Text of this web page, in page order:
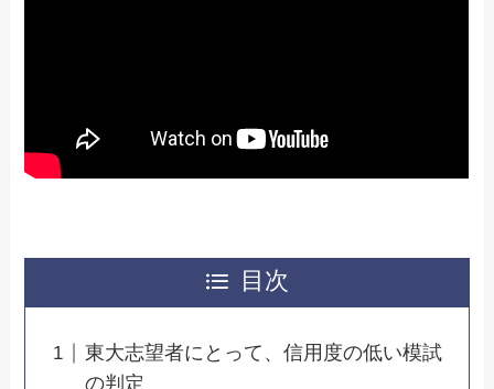
目次
東大志望者にとって、信用度の低い模試
の判定